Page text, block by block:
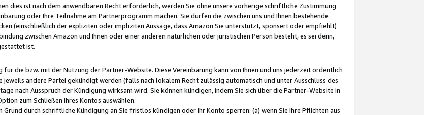
dies ist nach dem anwendbaren Recht erforderlich, werden Sie ohne unsere vorherige schriftliche Zustimmung
oder Ihre Teilnahme am Partnerprogramm machen. Sie dürfen die zwischen uns und Ihnen bestehende
(einschließlich der expliziten oder impliziten Aussage, dass Amazon Sie unterstützt, sponsert oder empfiehlt)
zwischen Amazon und Ihnen oder einer anderen natürlichen oder juristischen Person besteht, es sei denn,
ist.
die bzw. mit der Nutzung der Partner-Website. Diese Vereinbarung kann von Ihnen und uns jederzeit ordentlich
andere Partei gekündigt werden (falls nach lokalem Recht zulässig automatisch und unter Ausschluss des
nach Ausspruch der Kündigung wirksam wird. Sie können kündigen, indem Sie sich über die Partner-Website in
zum Schließen Ihres Kontos auswählen.
durch schriftliche Kündigung an Sie fristlos kündigen oder Ihr Konto sperren: (a) wenn Sie Ihre Pflichten aus